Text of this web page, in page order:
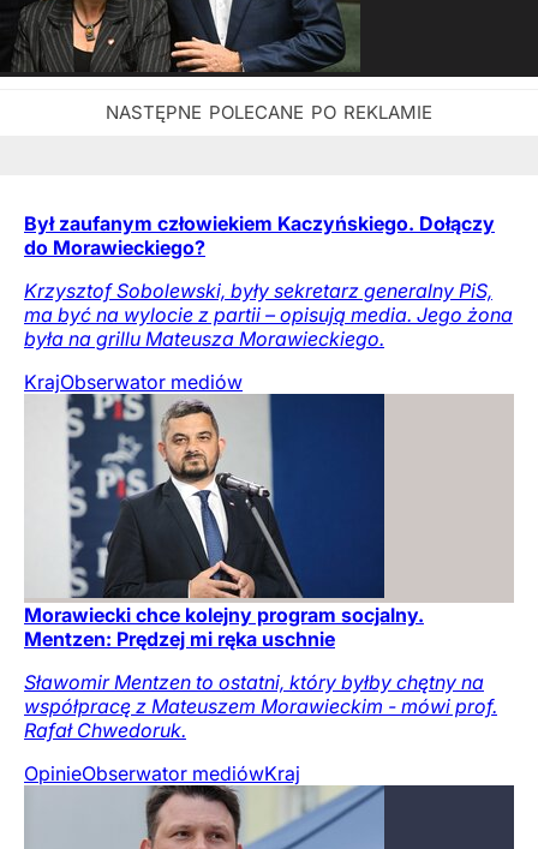
Był zaufanym człowiekiem Kaczyńskiego. Dołączy
do Morawieckiego?
Krzysztof Sobolewski, były sekretarz generalny PiS,
ma być na wylocie z partii – opisują media. Jego żona
była na grillu Mateusza Morawieckiego.
KrajObserwator mediów
Morawiecki chce kolejny program socjalny.
Mentzen: Prędzej mi ręka uschnie
Sławomir Mentzen to ostatni, który byłby chętny na
współpracę z Mateuszem Morawieckim - mówi prof.
Rafał Chwedoruk.
OpinieObserwator mediówKraj